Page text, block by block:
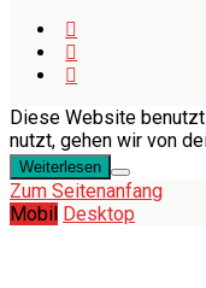
Diese Website
nutzt, gehen wir von
Weiterlesen
Zum Seitenanfang
Mobil Desktop